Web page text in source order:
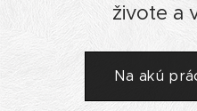
živote a
Na akú